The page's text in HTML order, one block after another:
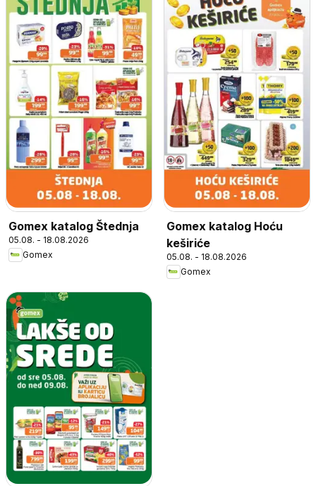
Gomex katalog Štednja
05.08. - 18.08.2026
Gomex
Gomex katalog Hoću
keširiće
05.08. - 18.08.2026
Gomex